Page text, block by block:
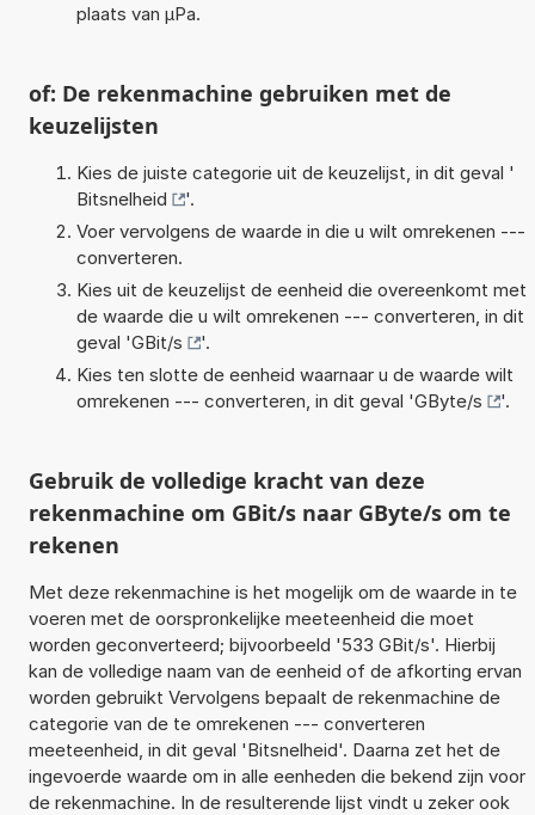
plaats van µPa.
of: De rekenmachine gebruiken met de
keuzelijsten
Kies de juiste categorie uit de keuzelijst, in dit geval '
Bitsnelheid
'.
Voer vervolgens de waarde in die u wilt omrekenen ---
converteren.
Kies uit de keuzelijst de eenheid die overeenkomt met
de waarde die u wilt omrekenen --- converteren, in dit
geval 'GBit/s
'.
Kies ten slotte de eenheid waarnaar u de waarde wilt
omrekenen --- converteren, in dit geval 'GByte/s '.
Gebruik de volledige kracht van deze
rekenmachine om GBit/s naar GByte/s om te
rekenen
Met deze rekenmachine is het mogelijk om de waarde in te
voeren met de oorspronkelijke meeteenheid die moet
worden geconverteerd; bijvoorbeeld '533 GBit/s'. Hierbij
kan de volledige naam van de eenheid of de afkorting ervan
worden gebruikt Vervolgens bepaalt de rekenmachine de
categorie van de te omrekenen --- converteren
meeteenheid, in dit geval 'Bitsnelheid'. Daarna zet het de
ingevoerde waarde om in alle eenheden die bekend zijn voor
de rekenmachine. In de resulterende lijst vindt u zeker ook